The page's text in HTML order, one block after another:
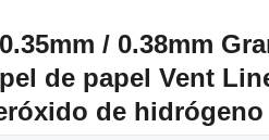
/ 0.38mm
de papel Vent
de hidrógeno